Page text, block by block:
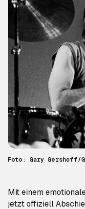
Foto: Gary Gershoff/
Mit einem
jetzt offiziell